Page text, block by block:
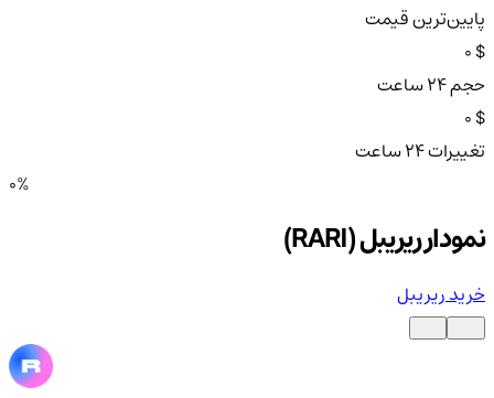
پایین‌ترین قیمت
$ 0
حجم ۲۴ ساعت
$ 0
تغییرات ۲۴ ساعت
0%
نمودار ریریبل (RARI)
خرید ریریبل